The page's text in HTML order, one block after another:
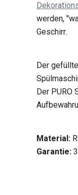
werden,
Geschirr.
Der
Der PURO
Material:
Garantie: